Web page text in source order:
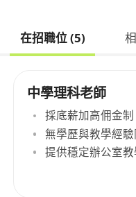
在招職位 (5)
中學理科老師
採底薪加高佣金
無學歷與教學經
提供穩定辦公室